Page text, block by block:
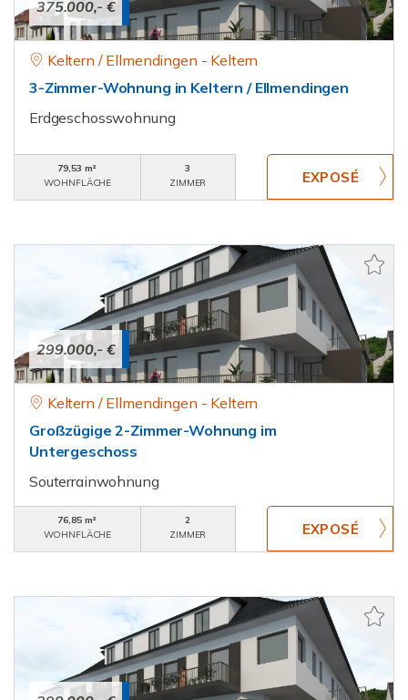
375.000,- €
Keltern / Ellmendingen - Keltern
3-Zimmer-Wohnung in Keltern / Ellmendingen
Erdgeschosswohnung
79,53 m²
WOHNFLÄCHE
3
ZIMMER
299.000,- €
Keltern / Ellmendingen - Keltern
Großzügige 2-Zimmer-Wohnung im
Untergeschoss
Souterrainwohnung
76,85 m²
WOHNFLÄCHE
2
ZIMMER